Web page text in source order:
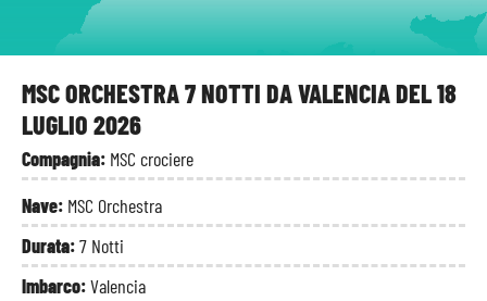
MSC ORCHESTRA 7 NOTTI DA VALENCIA DEL 18
LUGLIO 2026
Compagnia: MSC crociere
Nave: MSC Orchestra
Durata:7 Notti
Imbarco:Valencia